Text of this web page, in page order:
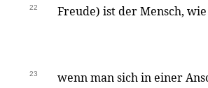
22 Freude) ist der Mensch,
23 wenn man sich in einer